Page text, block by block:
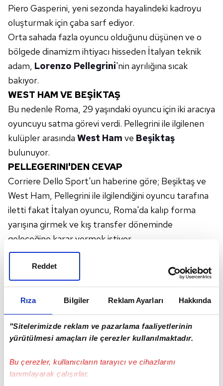
Rıza Bilgiler Reklam Ayarları Hakkında
"Sitelerimizde reklam ve pazarlama faaliyetlerinin
yürütülmesi amaçları ile çerezler kullanılmaktadır.
Bu çerezler, kullanıcıların tarayıcı ve cihazlarını
tanımlayarak çalışırlar.
Reddet
Piero Gasperini, yeni sezonda hayalindeki kadroyu
oluşturmak için çaba sarf ediyor.
Orta sahada fazla oyuncu olduğunu düşünen ve o
bölgede dinamizm ihtiyacı hisseden İtalyan teknik
adam, Lorenzo Pellegrini'nin ayrılığına sıcak
bakıyor.
WEST HAM VE BEŞİKTAŞ
Bu nedenle Roma, 29 yaşındaki oyuncu için iki aracıya
oyuncuyu satma görevi verdi. Pellegrini ile ilgilenen
kulüpler arasında West Ham ve Beşiktaş
bulunuyor.
PELLEGERINI'DEN CEVAP
Corriere Dello Sport'un haberine göre; Beşiktaş ve
West Ham, Pellegrini ile ilgilendiğini oyuncu tarafına
iletti fakat İtalyan oyuncu, Roma'da kalıp forma
yarışına girmek ve kış transfer döneminde
geleceğine karar vermek istiyor.
Sözleşmesi 2026 yılında sona erecek olan Pellegrini
için Roma, 10 milyon Euro'luk bir teklif bekliyor.
Ayrıca oyuncunun 11 milyon Euro'ya dayanan yıllık
ücretini (vergilerle birlikte) ödememek, UEFA
başkent ekibi için önemli.